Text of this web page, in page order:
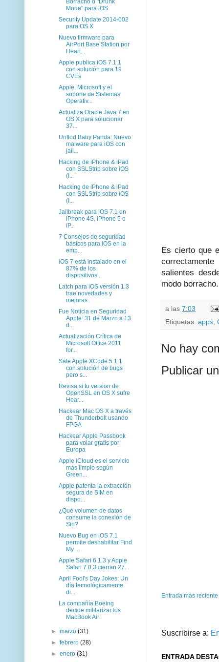
Es cierto que
salientes
modo borracho.
a las 7:03
Etiquetas: apps
No hay
Publicar
Entrada más reciente
Suscribirse a:
ENTRADA
Mode" para iOS
Security Update 2014-002
para OS X
Nuevo firmware para
AirPort Base Station por
Heart...
Apple publica iOS 7.1.1
con solución para 19
CVEs
Apple, Microsoft y el
soporte de Sistemas
Operativ...
Actualiza Oracle Java 7 en
OS X para solucionar
37...
Unflod Baby Panda: Nuevo
malware para iOS con
jail...
Hacking de iPhone & iPad
con SSLStrip sobre iOS
(I...
Hacking de iPhone & iPad
con SSLStrip sobre iOS
(I...
Jailbreak para iOS 7.1 en
iPhone 4S, iPhone 5 o
iP...
7 Consejos de seguridad
básicos para iOS en la
emp...
iOS 7 está instalado en el
87% de los
dispositivos...
Latch para iOS versión 1.3
trae novedades y
mejoras
Fue Noticia en Seguridad
Apple: 31 de Marzo a 13
d...
Actualización Crítica de
Microsoft Office 2011
for...
Sale Apple XCode 5.1.1
con solución de bugs
pero s...
Revisa si tu version de
OpenSSL en OS X sufre
Hear...
Hackear Mac OS X a través
de Thunderbolt usando
FPGA
Hackear Apple Passbook
para volar gratis por
Europa
Apple iCloud es el servicio
más limpio según
Green...
Apple patenta la extracción
segura de SIM en
dispo...
¿Qué volumen de datos
consume la conexión de
Siri?
Nuevo Bug en iOS 7.1
permite deshabilitar Find
My ...
Apple Safari 6.1.3 y Apple
Safari 7.0.3 cierran 27...
April Fool's Day Jokes: Un
día tecnológicamente
di...
La compañía Boeing
decide militarizar los
MacBook Air
►marzo(31)
►febrero(28)
►enero(31)